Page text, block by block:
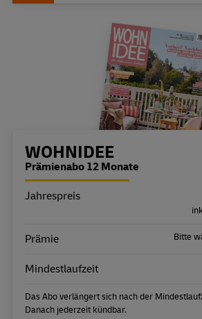
Bestellübersicht
WOHNIDEE
Prämienabo 12 Monate
Eigenschaft
Jahrespreis
Prämie Bitte
Mindestlaufzeit
Das Abo verlängert sich nach der
Danach jederzeit kündbar.